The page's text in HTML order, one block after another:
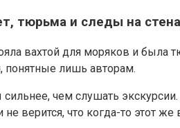
тюрьма и следы на
вахтой для моряков и была
понятные лишь авторам.
сильнее, чем слушать
не верится, что когда-то этот